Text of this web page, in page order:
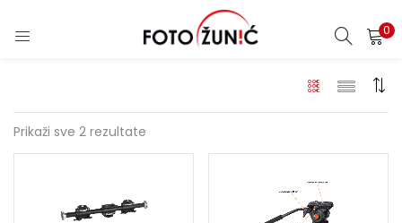
0
Prikaži sve 2 rezultate